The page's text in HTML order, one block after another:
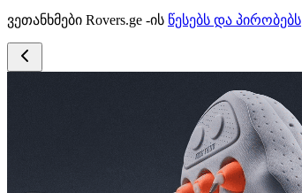
ვეთანხმები Rovers.ge -ის წესებს და პირობებს